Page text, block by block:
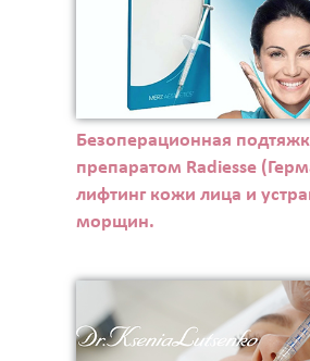
Безоперационная
препаратом Radiesse
лифтинг кожи лица и
морщин.